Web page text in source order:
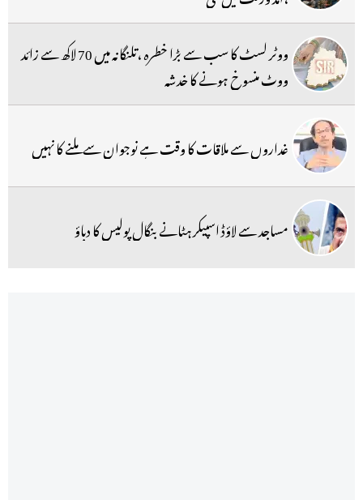
ووٹر لسٹ کا سب سے بڑا خطرہ ،تلنگانہ میں 70 لاکھ سے زائد
ووٹ منسوخ ہونے کا خدشہ
غداروں سے ملاقات کا وقت ہے نوجوان سے ملنے کا نہیں
مساجد سے لاؤڈ اسپیکر ہٹانے بنگال پولیس کا دباؤ